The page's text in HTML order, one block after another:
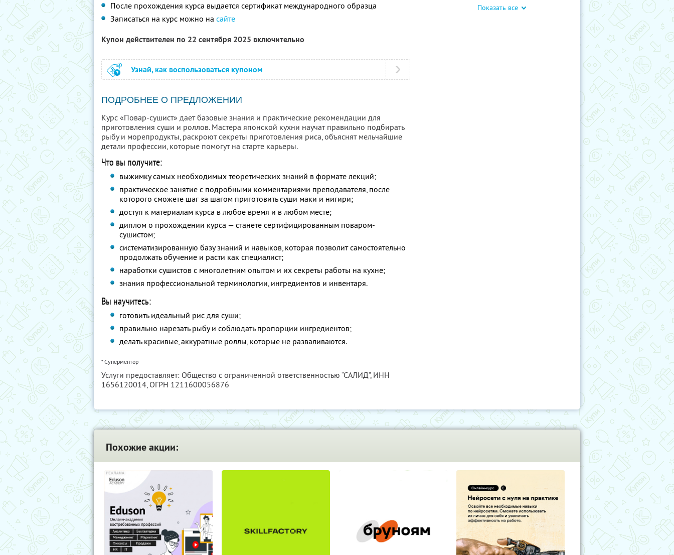
После прохождения курса выдается сертификат международного образца
Записаться на курс можно на сайте
Купон действителен по 22 сентября 2025 включительно
Узнай, как воспользоваться купоном
ПОДРОБНЕЕ О ПРЕДЛОЖЕНИИ
Курс «Повар-сушист» дает базовые знания и практические рекомендации для
приготовления суши и роллов. Мастера японской кухни научат правильно подбирать
рыбу и морепродукты, раскроют секреты приготовления риса, объяснят мельчайшие
детали профессии, которые помогут на старте карьеры.
Что вы получите:
выжимку самых необходимых теоретических знаний в формате лекций;
практическое занятие с подробными комментариями преподавателя, после
которого сможете шаг за шагом приготовить суши маки и нигири;
доступ к материалам курса в любое время и в любом месте;
диплом о прохождении курса — станете сертифицированным поваром-
сушистом;
систематизированную базу знаний и навыков, которая позволит самостоятельно
продолжать обучение и расти как специалист;
наработки сушистов с многолетним опытом и их секреты работы на кухне;
знания профессиональной терминологии, ингредиентов и инвентаря.
Вы научитесь:
готовить идеальный рис для суши;
правильно нарезать рыбу и соблюдать пропорции ингредиентов;
делать красивые, аккуратные роллы, которые не разваливаются.
* Суперментор
Услуги предоставляет: Общество с ограниченной ответственностью “САЛИД”, ИНН
1656120014, ОГРН 1211600056876
ПолучиКупон
Показать все
Похожие акции: